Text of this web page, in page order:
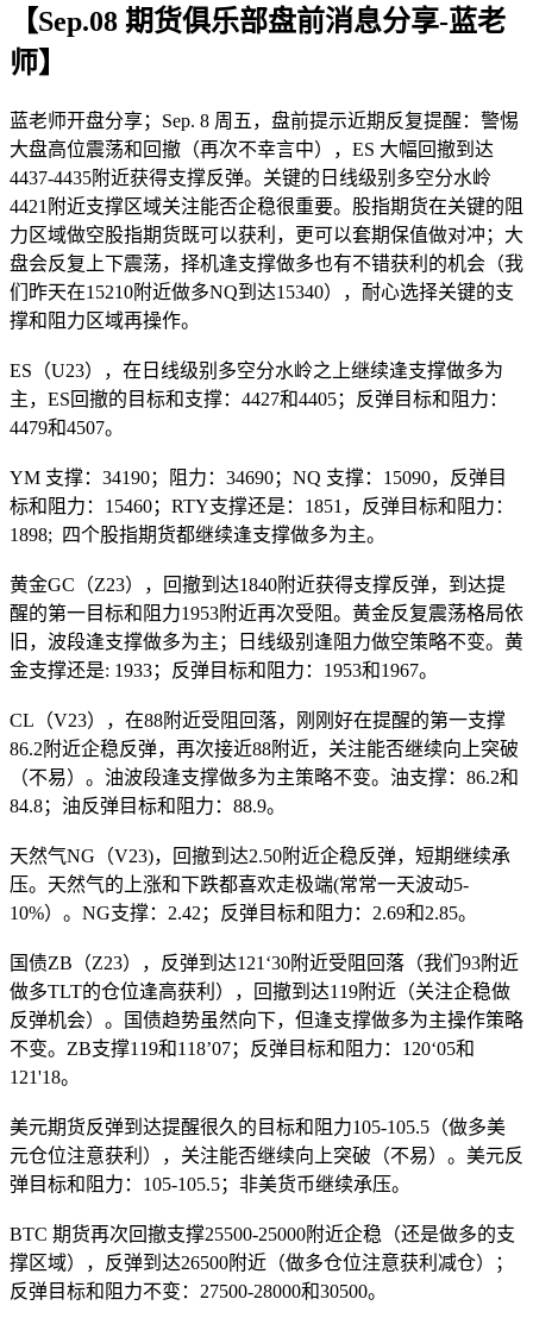
【Sep.08 期货俱乐部盘前消息分享-蓝老
师】
蓝老师开盘分享；Sep. 8 周五，盘前提示近期反复提醒：警惕
大盘高位震荡和回撤（再次不幸言中），ES 大幅回撤到达
4437-4435附近获得支撑反弹。关键的日线级别多空分水岭
4421附近支撑区域关注能否企稳很重要。股指期货在关键的阻
力区域做空股指期货既可以获利，更可以套期保值做对冲；大
盘会反复上下震荡，择机逢支撑做多也有不错获利的机会（我
们昨天在15210附近做多NQ到达15340），耐心选择关键的支
撑和阻力区域再操作。
ES（U23），在日线级别多空分水岭之上继续逢支撑做多为
主，ES回撤的目标和支撑：4427和4405；反弹目标和阻力：
4479和4507。
YM 支撑：34190；阻力：34690；NQ 支撑：15090，反弹目
标和阻力：15460；RTY支撑还是：1851，反弹目标和阻力：
1898; 四个股指期货都继续逢支撑做多为主。
黄金GC（Z23），回撤到达1840附近获得支撑反弹，到达提
醒的第一目标和阻力1953附近再次受阻。黄金反复震荡格局依
旧，波段逢支撑做多为主；日线级别逢阻力做空策略不变。黄
金支撑还是: 1933；反弹目标和阻力：1953和1967。
CL（V23），在88附近受阻回落，刚刚好在提醒的第一支撑
86.2附近企稳反弹，再次接近88附近，关注能否继续向上突破
（不易）。油波段逢支撑做多为主策略不变。油支撑：86.2和
84.8；油反弹目标和阻力：88.9。
天然气NG（V23)，回撤到达2.50附近企稳反弹，短期继续承
压。天然气的上涨和下跌都喜欢走极端(常常一天波动5-
10%）。NG支撑：2.42；反弹目标和阻力：2.69和2.85。
国债ZB（Z23），反弹到达121‘30附近受阻回落（我们93附近
做多TLT的仓位逢高获利），回撤到达119附近（关注企稳做
反弹机会）。国债趋势虽然向下，但逢支撑做多为主操作策略
不变。ZB支撑119和118’07；反弹目标和阻力：120‘05和
121'18。
美元期货反弹到达提醒很久的目标和阻力105-105.5（做多美
元仓位注意获利），关注能否继续向上突破（不易）。美元反
弹目标和阻力：105-105.5；非美货币继续承压。
BTC 期货再次回撤支撑25500-25000附近企稳（还是做多的支
撑区域），反弹到达26500附近（做多仓位注意获利减仓）；
反弹目标和阻力不变：27500-28000和30500。